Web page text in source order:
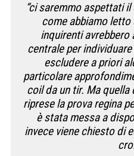
“ci saremmo aspettati
come abbiamo
inquirenti avrebbero
centrale per
escludere a priori
particolare
coil da un tir. Ma
riprese la prova regina
è stata messa a
invece viene chiesto di